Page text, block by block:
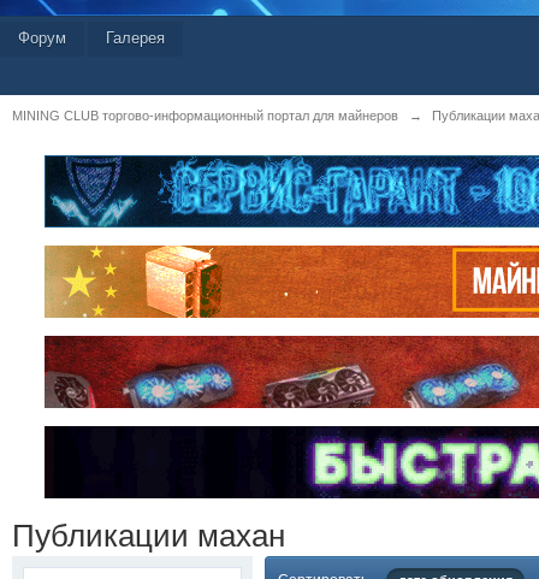
Форум Галерея
MINING CLUB торгово-информационный портал для майнеров → Публикации
Публикации махан